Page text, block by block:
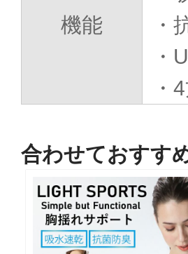
機能
・
・
・
合わせておすす